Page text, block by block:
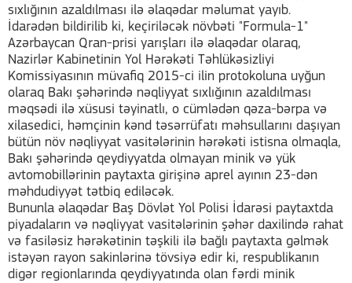
sıxlığının azaldılması ilə əlaqədar məlumat yayıb.
İdarədən bildirilib ki, keçiriləcək növbəti "Formula-1"
Azərbaycan Qran-prisi yarışları ilə əlaqədar olaraq,
Nazirlər Kabinetinin Yol Hərəkəti Təhlükəsizliyi
Komissiyasının müvafiq 2015-ci ilin protokoluna uyğun
olaraq Bakı şəhərində nəqliyyat sıxlığının azaldılması
məqsədi ilə xüsusi təyinatlı, o cümlədən qəza-bərpa və
xilasedici, həmçinin kənd təsərrüfatı məhsullarını daşıyan
bütün növ nəqliyyat vasitələrinin hərəkəti istisna olmaqla,
Bakı şəhərində qeydiyyatda olmayan minik və yük
avtomobillərinin paytaxta girişinə aprel ayının 23-dən
məhdudiyyət tətbiq ediləcək.
Bununla əlaqədar Baş Dövlət Yol Polisi İdarəsi paytaxtda
piyadaların və nəqliyyat vasitələrinin şəhər daxilində rahat
və fasiləsiz hərəkətinin təşkili ilə bağlı paytaxta gəlmək
istəyən rayon sakinlərinə tövsiyə edir ki, respublikanın
digər regionlarında qeydiyyatında olan fərdi minik